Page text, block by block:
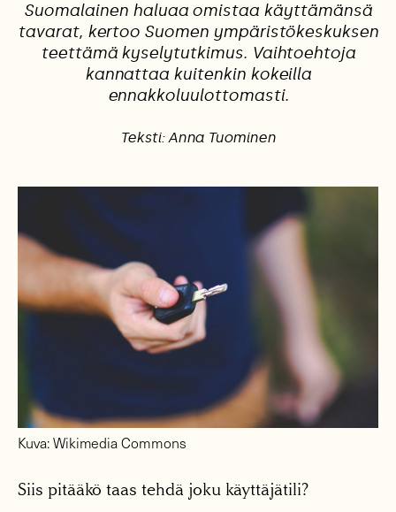
Suomalainen haluaa omistaa käyttämänsä
tavarat, kertoo Suomen ympäristökeskuksen
teettämä kyselytutkimus. Vaihtoehtoja
kannattaa kuitenkin kokeilla
ennakkoluulottomasti.
Teksti: Anna Tuominen
Kuva: Wikimedia Commons
Siis pitääkö taas tehdä joku käyttäjätili?